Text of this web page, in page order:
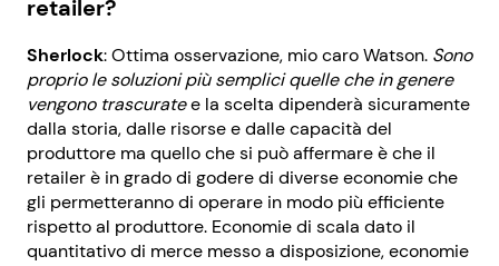
retailer?
Sherlock: Ottima osservazione, mio caro Watson. Sono
proprio le soluzioni più semplici quelle che in genere
vengono trascuratee la scelta dipenderà sicuramente
dalla storia, dalle risorse e dalle capacità del
produttore ma quello che si può affermare è che il
retailer è in grado di godere di diverse economie che
gli permetteranno di operare in modo più efficiente
rispetto al produttore. Economie di scala dato il
quantitativo di merce messo a disposizione, economie